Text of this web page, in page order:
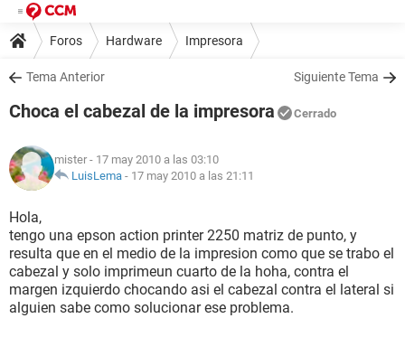
Foros Hardware Impresora
Tema Anterior Siguiente Tema
Choca el cabezal de la impresora Cerrado
mister - 17 may 2010 a las 03:10
LuisLema - 17 may 2010 a las 21:11
Hola,
tengo una epson action printer 2250 matriz de punto, y
resulta que en el medio de la impresion como que se trabo el
cabezal y solo imprimeun cuarto de la hoha, contra el
margen izquierdo chocando asi el cabezal contra el lateral si
alguien sabe como solucionar ese problema.